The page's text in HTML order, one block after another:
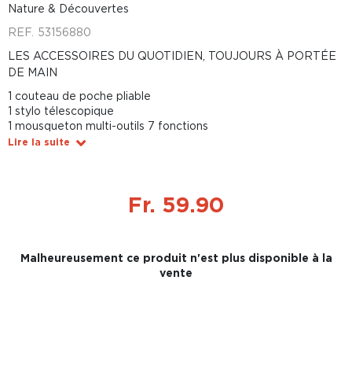
Nature & Découvertes
REF. 53156880
LES ACCESSOIRES DU QUOTIDIEN, TOUJOURS À PORTÉE
DE MAIN
1 couteau de poche pliable
1 stylo télescopique
1 mousqueton multi-outils 7 fonctions
Lire la suite
Fr. 59.90
Malheureusement ce produit n'est plus disponible à la
vente